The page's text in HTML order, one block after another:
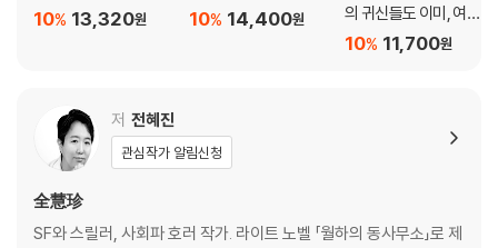
13,320원
10% 14,400원
10%
의 귀신들도 이미, 여름
의 봄 11,700원
10%
저 전혜진
관심작가 알림신청
全慧珍
SF와 스릴러, 사회파 호러 작가. 라이트 노벨 「월하의 동사무소」로 제